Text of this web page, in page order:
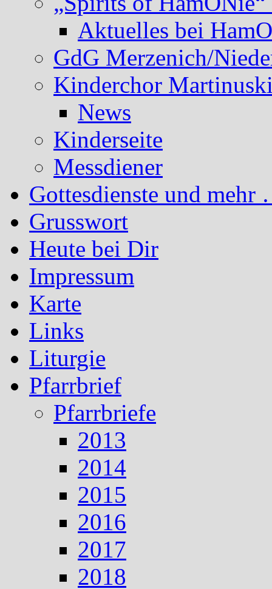
Aktuelles bei
GdG Merzenich/
Kinderchor
News
Kinderseite
Messdiener
Gottesdienste und mehr
Grusswort
Heute bei Dir
Impressum
Karte
Links
Liturgie
Pfarrbrief
Pfarrbriefe
2013
2014
2015
2016
2017
2018